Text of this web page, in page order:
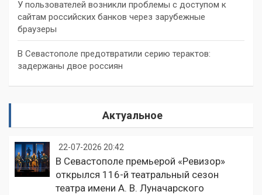
У пользователей возникли проблемы с доступом к
сайтам российских банков через зарубежные
браузеры
В Севастополе предотвратили серию терактов:
задержаны двое россиян
Актуальное
22-07-2026 20:42
В Севастополе премьерой «Ревизор»
открылся 116-й театральный сезон
театра имени А. В. Луначарского